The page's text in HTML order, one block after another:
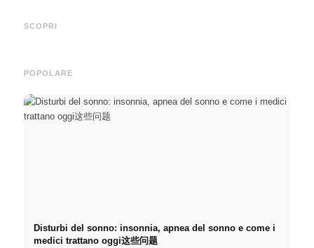
SCOPRI
Più vendite grazie al
POPOLARE
Disturbi del sonno: insonnia, apnea del sonno e come i
medici trattano oggi这些问题